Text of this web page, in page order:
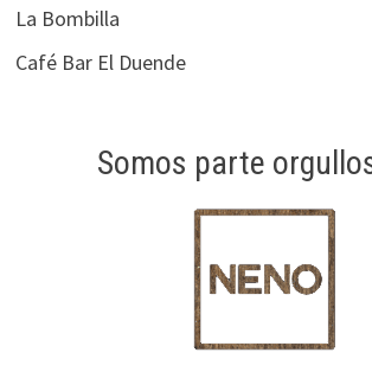
La Bombilla
Café Bar El Duende
Somos parte